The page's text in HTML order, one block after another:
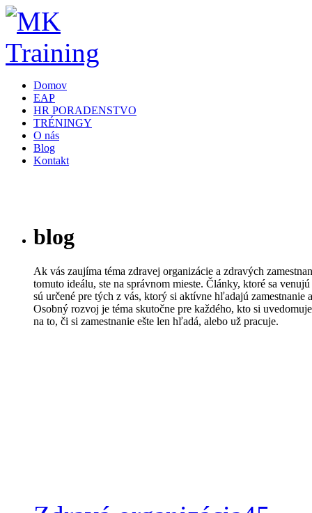
Domov
EAP
HR PORADENSTVO
TRÉNINGY
O nás
Blog
Kontakt
blog
Ak vás zaujíma téma zdravej organizácie a zdravých
tomuto ideálu, ste na správnom mieste. Články, ktoré sa
sú určené pre tých z vás, ktorý si aktívne hľadajú zamestnanie
Osobný rozvoj je téma skutočne pre každého, kto si
na to, či si zamestnanie ešte len hľadá, alebo už pracuje.